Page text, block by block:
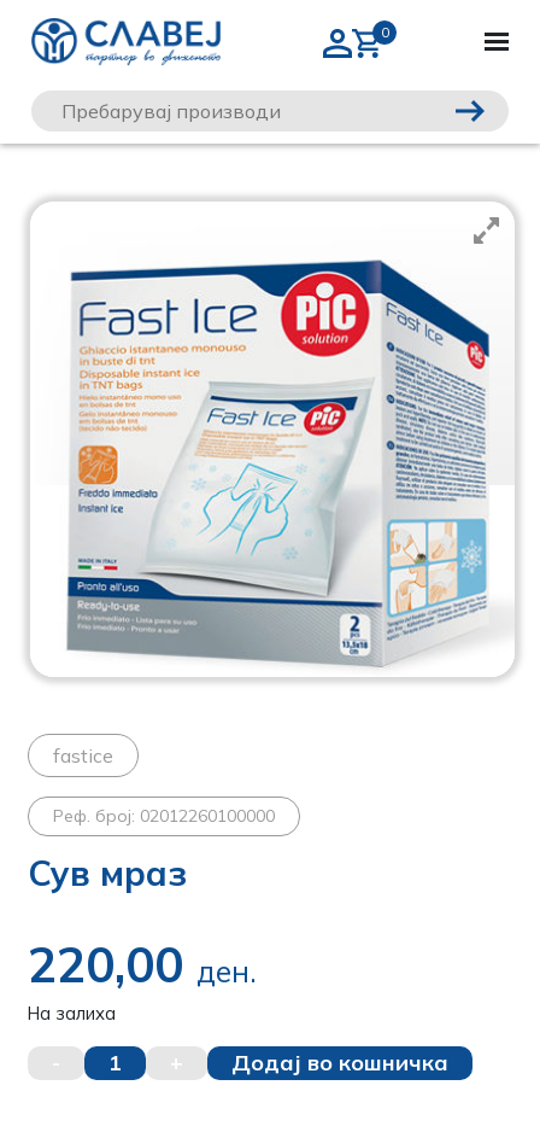
fastice
Реф. број: 02012260100000
Сув мраз
220,00 ден.
На залиха
- 1 + Додај во кошничка